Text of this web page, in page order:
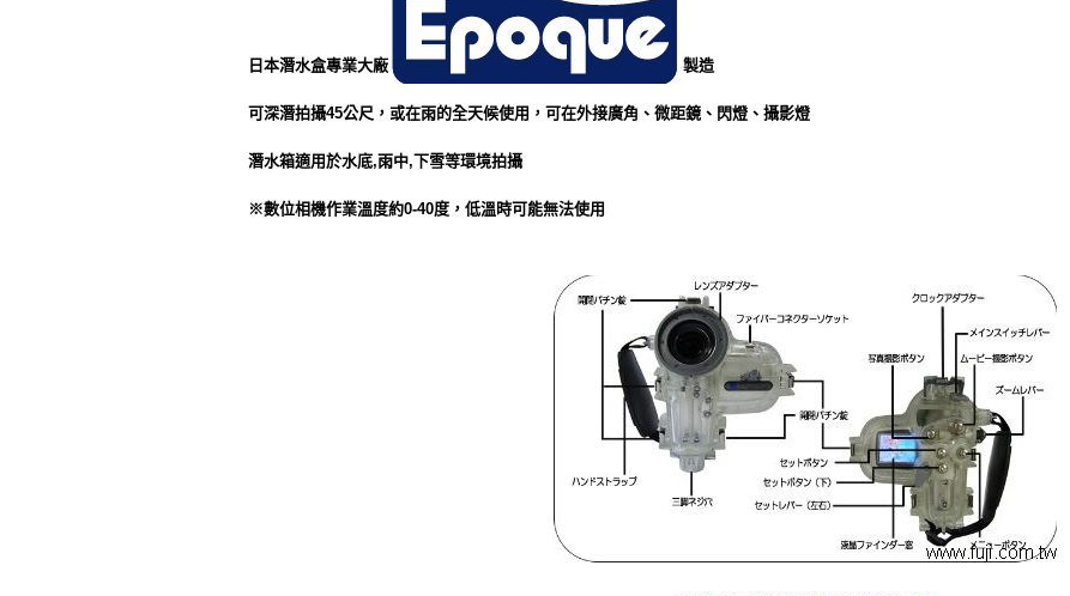
日本潛水盒專業大廠 製造
可深潛拍攝45公尺，或在雨的全天候使用，可在外接廣角、微距鏡、閃燈、攝影燈
潛水箱適用於水底,雨中,下雪等環境拍攝
※數位相機作業溫度約0-40度，低溫時可能無法使用